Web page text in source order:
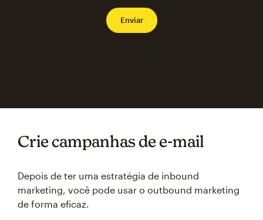
Crie campanhas de e-mail
Depois de ter uma estratégia de inbound
marketing, você pode usar o outbound marketing
de forma eficaz.